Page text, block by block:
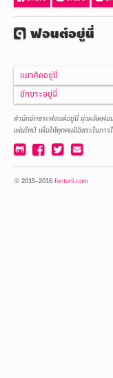
fontuniฟอนต์อยู่นี่
เมนู
อยู่
หน้า
แรก
นี่
แนวคิดอยู่นี่
อักขระอยู่นี่
สำนักอักขระฟอนต์อยู่นี่ มุ่งผลิตฟอน
เพ่นไทป์ เพื่อให้ทุกคนมีอิสระในกา
ติดต่อ
github facebook twitter email
© 2015-2016 fontuni.com